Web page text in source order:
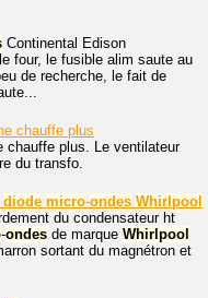
Continental Edison
four, le fusible alim saute au
de recherche, le fait de
chauffe plus
chauffe plus. Le ventilateur
du transfo.
diode micro-ondes Whirlpool
du condensateur ht
-ondes de marque Whirlpool
sortant du magnétron et